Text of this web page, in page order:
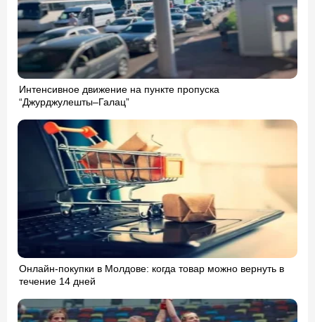
Интенсивное движение на пункте пропуска
“Джурджулешты–Галац”
Онлайн-покупки в Молдове: когда товар можно вернуть в
течение 14 дней